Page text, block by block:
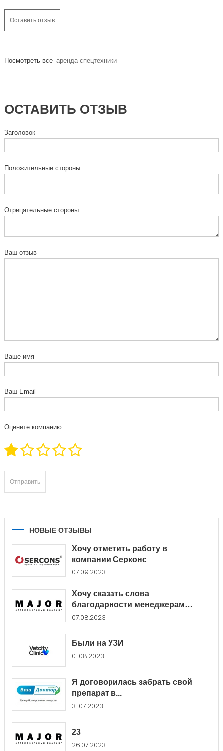
Оставить отзыв
Посмотреть все аренда спецтехники
ОСТАВИТЬ ОТЗЫВ
Заголовок
Положительные стороны
Отрицательные стороны
Ваш отзыв
Ваше имя
Ваш Email
Оцените компанию:
НОВЫЕ ОТЗЫВЫ
Хочу отметить работу в
компании Серконс
07.09.2023
Хочу сказать слова
благодарности менеджерам
Major...
07.08.2023
Были на УЗИ
01.08.2023
Я договорилась забрать свой
препарат в...
31.07.2023
23
26.07.2023